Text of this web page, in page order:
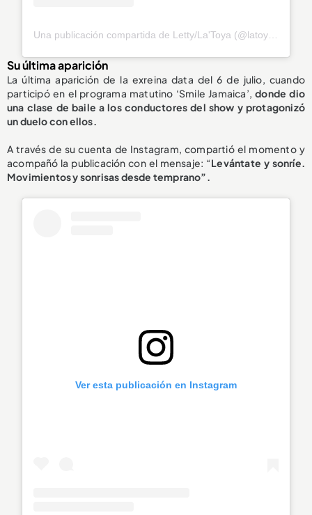
Su última aparición
La última aparición de la exreina data del 6 de julio, cuando
participó en el programa matutino ‘Smile Jamaica’,donde dio
una clase debaile a los conductores del show y protagonizó
un duelo con ellos.
A través de su cuenta de Instagram, compartió el momento y
acompañó la publicación con el mensaje: “Levántate y sonríe.
Movimientos y sonrisas desde temprano”.
Ver esta publicación en Instagram